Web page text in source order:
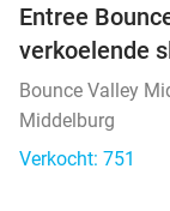
Entree
verkoelende
Bounce Valley
Middelburg
Verkocht: 751